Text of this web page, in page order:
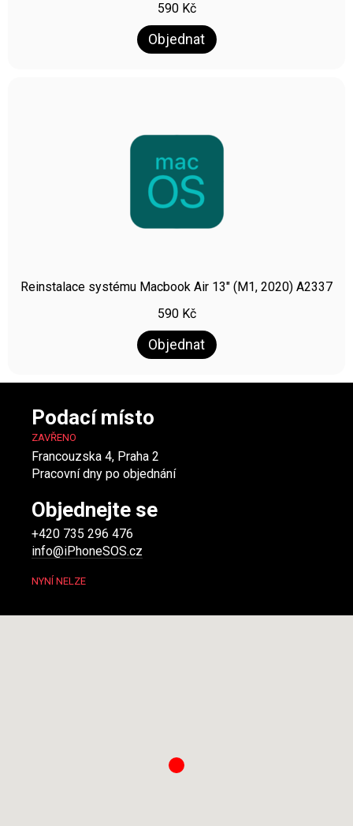
590 Kč
Objednat
Reinstalace systému Macbook Air 13″ (M1, 2020) A2337
590 Kč
Objednat
Podací místo
ZAVŘENO
Francouzska 4, Praha 2
Pracovní dny po objednání
Objednejte se
+420 735 296 476
info@iPhoneSOS.cz
NYNÍ NELZE